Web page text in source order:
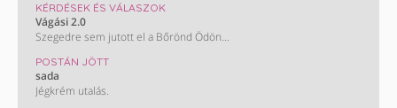
KÉRDÉSEK ÉS VÁLASZOK
Vágási 2.0
Szegedre sem jutott el a Bőrönd Ödön...
POSTÁN JÖTT
sada
Jégkrém utalás.